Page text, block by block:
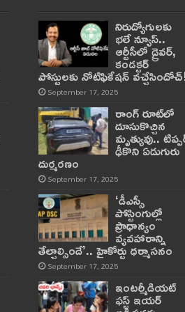
నిరుద్యోగులకు
భలే న్యూస్..
ఆర్టీసీలో డ్రైవర్,
కండక్టర్‌
పోస్టులకు నోటిఫికేషన్‌
September 17, 2025
రాంగ్ రూట్‌లో
దూసుకొచ్చిన
మృత్యువు..
ఢీకొని ఏడుగురు
దుర్మరణం
September 17, 2025
‘డీఎస్సీ
పోస్టింగుల్లో
ప్రాధాన్యం
వ్యవహారాన్ని
తేల్చాల్సిందే’.. హైకోర్టు ధర్మాసనం
September 17, 2025
ఇంటర్మీడియట్
ఫస్ట్‌ ఇయర్‌